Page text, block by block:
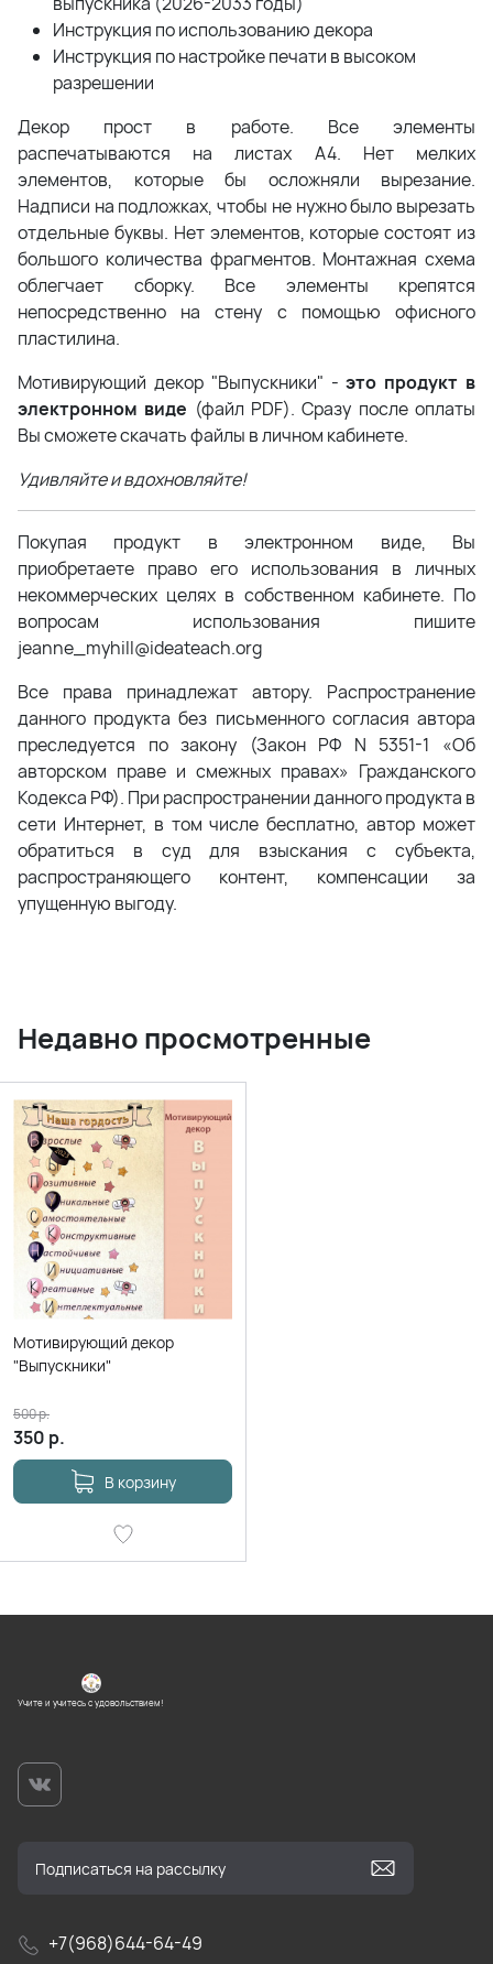
Инструкция по использованию декора
Инструкция по настройке печати в высоком
разрешении
Декор прост в работе. Все элементы
распечатываются на листах А4. Нет мелких
элементов, которые бы осложняли вырезание.
Надписи на подложках, чтобы не нужно было вырезать
отдельные буквы. Нет элементов, которые состоят из
большого количества фрагментов. Монтажная схема
облегчает сборку. Все элементы крепятся
непосредственно на стену с помощью офисного
пластилина.
Мотивирующий декор "Выпускники" -это продукт в
электронном виде (файл PDF). Сразу после оплаты
Вы сможете скачать файлы в личном кабинете.
Удивляйте и вдохновляйте!
Покупая продукт в электронном виде, Вы
приобретаете право его использования в личных
некоммерческих целях в собственном кабинете. По
вопросам использования пишите
jeanne_myhill@ideateach.org
Все права принадлежат автору. Распространение
данного продукта без письменного согласия автора
преследуется по закону (Закон РФ N 5351-1 «Об
авторском праве и смежных правах» Гражданского
Кодекса РФ). При распространении данного продукта в
сети Интернет, в том числе бесплатно, автор может
обратиться в суд для взыскания с субъекта,
распространяющего контент, компенсации за
упущенную выгоду.
Недавно просмотренные
Мотивирующий декор
"Выпускники"
350 р.
500р.
В корзину
Учите и учитесь с удовольствием!
+7(968)644-64-49